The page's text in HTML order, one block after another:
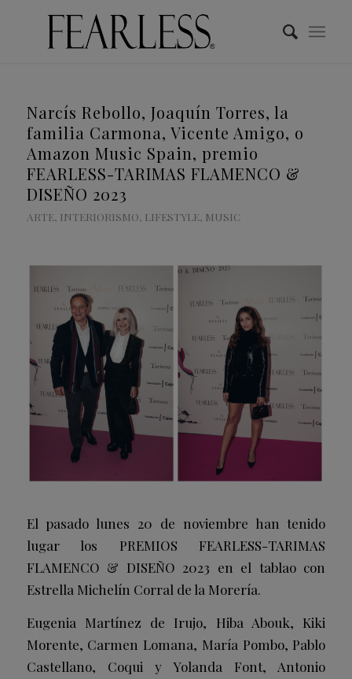
Narcís Rebollo, Joaquín Torres, la
familia Carmona, Vicente Amigo, o
Amazon Music Spain, premio
FEARLESS-TARIMAS FLAMENCO &
DISEÑO 2023
ARTE, INTERIORISMO, LIFESTYLE, MUSIC
El pasado lunes 20 de noviembre han tenido
lugar los PREMIOS FEARLESS-TARIMAS
FLAMENCO & DISEÑO 2023 en el tablao con
Estrella Michelín Corral de la Morería.
Eugenia Martínez de Irujo, Hiba Abouk, Kiki
Morente, Carmen Lomana, María Pombo, Pablo
Castellano, Coqui y Yolanda Font, Antonio